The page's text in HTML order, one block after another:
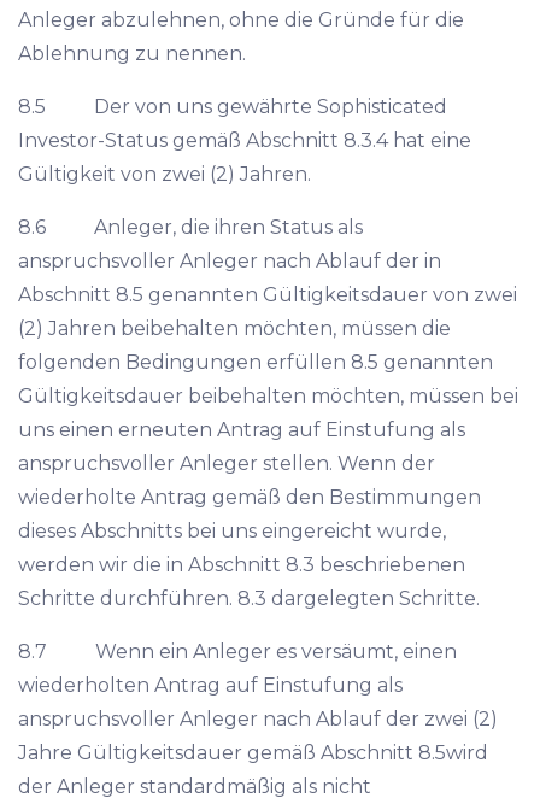
Anleger abzulehnen, ohne die Gründe für die
Ablehnung zu nennen.
8.5 Der von uns gewährte Sophisticated
Investor-Status gemäß Abschnitt 8.3.4 hat eine
Gültigkeit von zwei (2) Jahren.
8.6 Anleger, die ihren Status als
anspruchsvoller Anleger nach Ablauf der in
Abschnitt 8.5 genannten Gültigkeitsdauer von zwei
(2) Jahren beibehalten möchten, müssen die
folgenden Bedingungen erfüllen 8.5 genannten
Gültigkeitsdauer beibehalten möchten, müssen bei
uns einen erneuten Antrag auf Einstufung als
anspruchsvoller Anleger stellen. Wenn der
wiederholte Antrag gemäß den Bestimmungen
dieses Abschnitts bei uns eingereicht wurde,
werden wir die in Abschnitt 8.3 beschriebenen
Schritte durchführen. 8.3 dargelegten Schritte.
8.7 Wenn ein Anleger es versäumt, einen
wiederholten Antrag auf Einstufung als
anspruchsvoller Anleger nach Ablauf der zwei (2)
Jahre Gültigkeitsdauer gemäß Abschnitt 8.5wird
der Anleger standardmäßig als nicht